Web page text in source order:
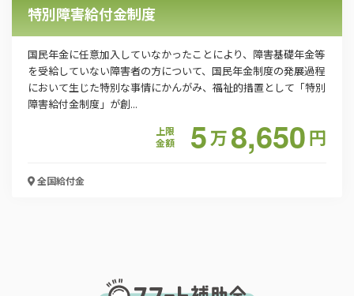
特別障害給付金制度
国民年金に任意加入していなかったことにより、障害基礎年金等
を受給していない障害者の方について、国民年金制度の発展過程
において生じた特別な事情にかんがみ、福祉的措置として「特別
障害給付金制度」が創...
上限
金額
5万8,650円
全国給付金